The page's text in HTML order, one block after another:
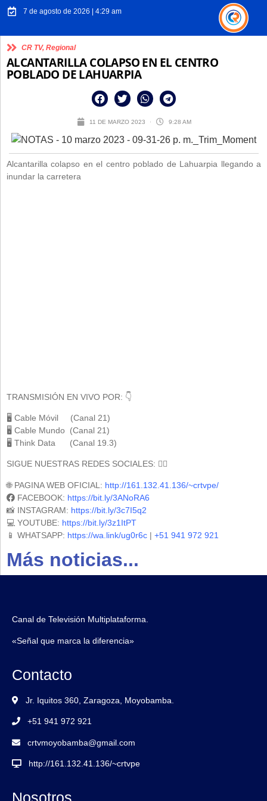
7 de agosto de 2026 | 4:29 am
CR TV, Regional
ALCANTARILLA COLAPSO EN EL CENTRO
POBLADO DE LAHUARPIA
11 DE MARZO 2023 9:28 AM
Alcantarilla colapso en el centro poblado de Lahuarpia llegando a
inundar la carretera
TRANSMISIÓN EN VIVO POR: 👇
🖥 Cable Móvil (Canal 21)
🖥 Cable Mundo (Canal 21)
🖥 Think Data (Canal 19.3)
SIGUE NUESTRAS REDES SOCIALES: 🕵️‍♀️
🌐 PAGINA WEB OFICIAL: http://161.132.41.136/~crtvpe/
FACEBOOK: https://bit.ly/3ANoRA6
📸 INSTAGRAM: https://bit.ly/3c7I5q2
💻 YOUTUBE: https://bit.ly/3z1ItPT
📱 WHATSAPP: https://wa.link/ug0r6c | +51 941 972 921
Más noticias...
Canal de Televisión Multiplataforma.
«Señal que marca la diferencia»
Contacto
Jr. Iquitos 360, Zaragoza, Moyobamba.
+51 941 972 921
crtvmoyobamba@gmail.com
http://161.132.41.136/~crtvpe